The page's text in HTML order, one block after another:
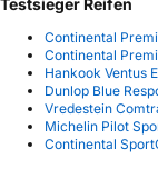
Testsieger Reifen
Continental
Continental
Hankook Ventus
Dunlop Blue
Vredestein
Michelin Pilot
Continental